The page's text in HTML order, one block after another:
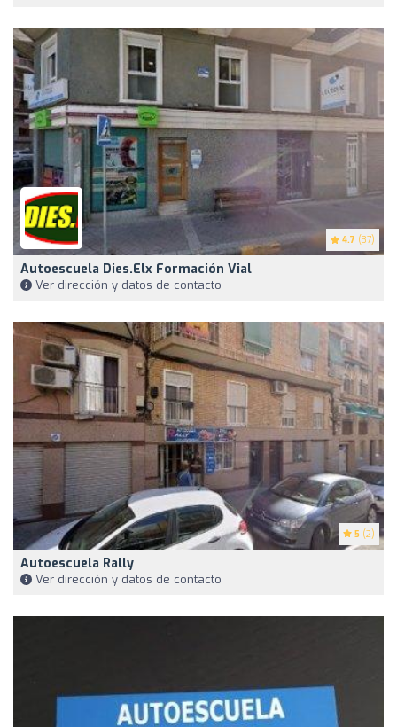
4.7 (37)
Autoescuela Dies.elx Formación Vial
Ver dirección y datos de contacto
5 (2)
Autoescuela Rally
Ver dirección y datos de contacto